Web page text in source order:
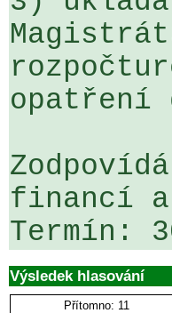
opatření
financí a
Výsledek hlasování
Přítomno: 11